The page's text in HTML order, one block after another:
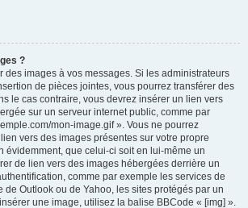
?
des images à vos messages. Si les administrateurs
de pièces jointes, vous pourrez transférer des
le cas contraire, vous devrez insérer un lien vers
sur un serveur internet public, comme par
mon-image.gif ». Vous ne pourrez
vers des images présentes sur votre propre
évidemment, que celui-ci soit en lui-même un
de lien vers des images hébergées derrière un
comme par exemple les services de
Outlook ou de Yahoo, les sites protégés par un
une image, utilisez la balise BBCode « [img] ».